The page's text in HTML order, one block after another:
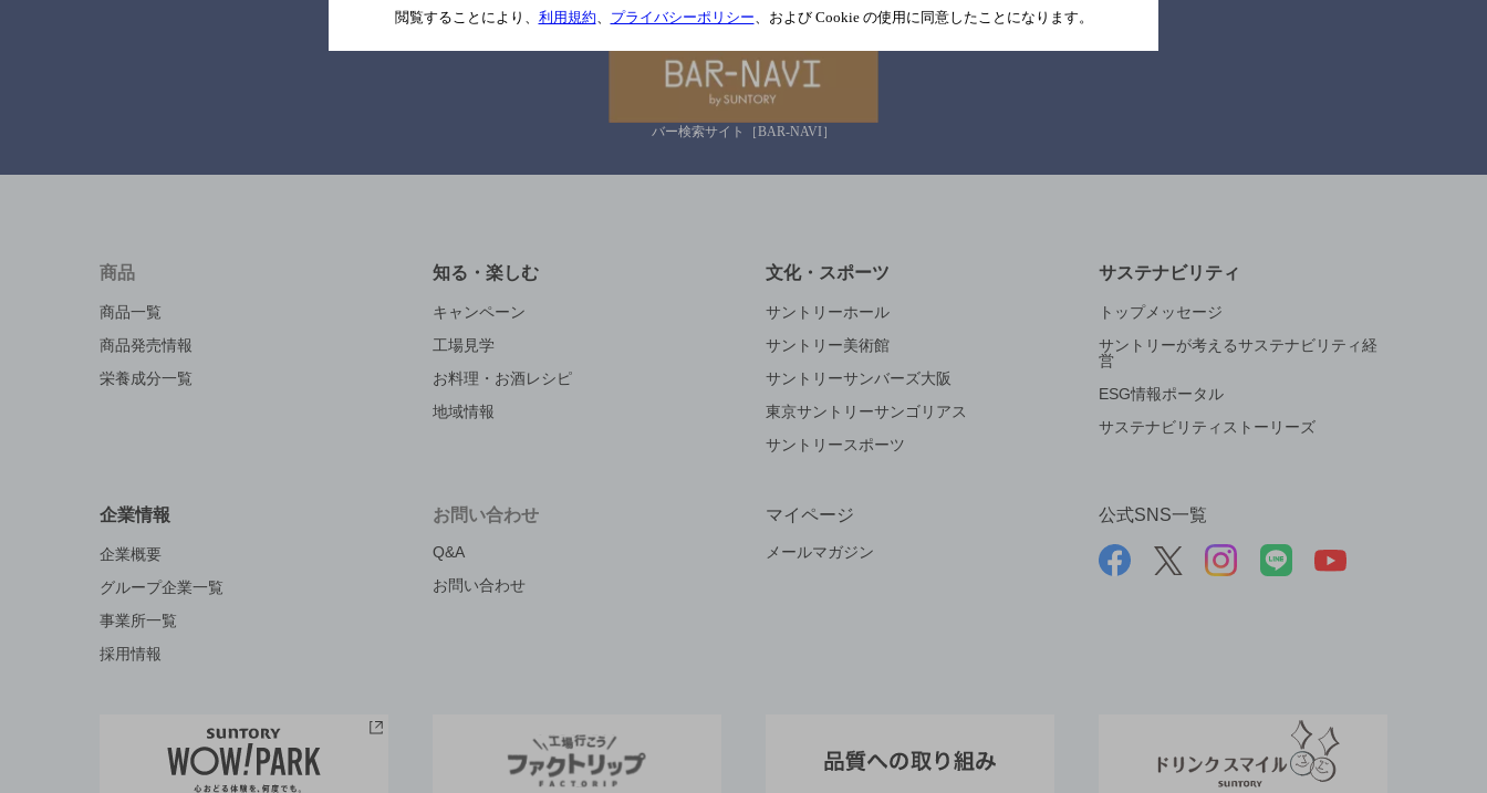
バー検索サイト［BAR-NAVI］
商品
商品一覧
商品発売情報
栄養成分一覧
知る・楽しむ
キャンペーン
工場見学
お料理・お酒レシピ
地域情報
文化・スポーツ
サントリーホール
サントリー美術館
サントリーサンバーズ大阪
東京サントリーサンゴリアス
サントリースポーツ
サステナビリティ
トップメッセージ
サントリーが考えるサステナビリティ経
営
ESG情報ポータル
サステナビリティストーリーズ
企業情報
企業概要
グループ企業一覧
事業所一覧
採用情報
お問い合わせ
Q&A
お問い合わせ
マイページ
メールマガジン
公式SNS一覧
閲覧することにより、 利用規約 プライバシーポリシー 、および Cookie の使用に同意したことになります。